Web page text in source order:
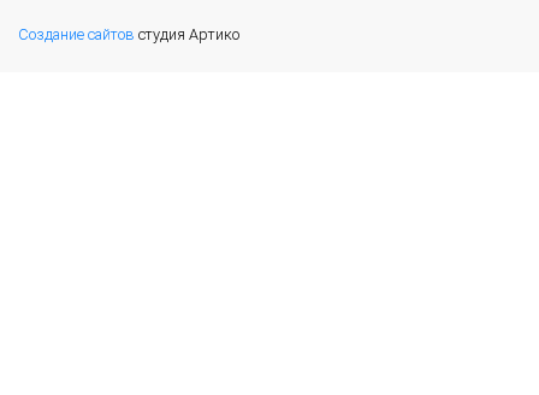
Создание сайтов студия Артико